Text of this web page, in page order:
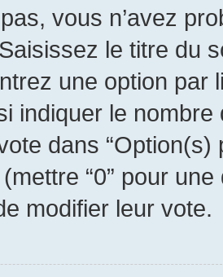
vous n’avez
le titre du
une option par
indiquer le
dans “Option(s)
“0” pour
modifier leur vote.